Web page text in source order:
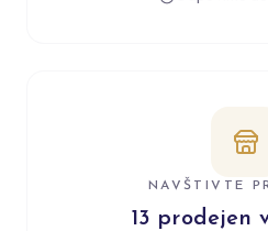
NAVŠTIVTE
13 prodejen